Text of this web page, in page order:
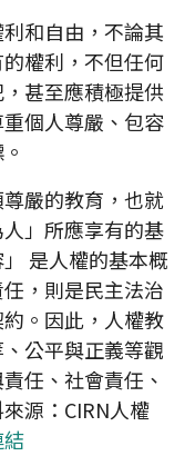
和自由，不論其
權利，不但任何
甚至應積極提供
個人尊嚴、包容
嚴的教育，也就
」所應享有的基
是人權的基本概
，則是民主法治
。因此，人權教
公平與正義等觀
任、社會責任、
源：CIRN人權